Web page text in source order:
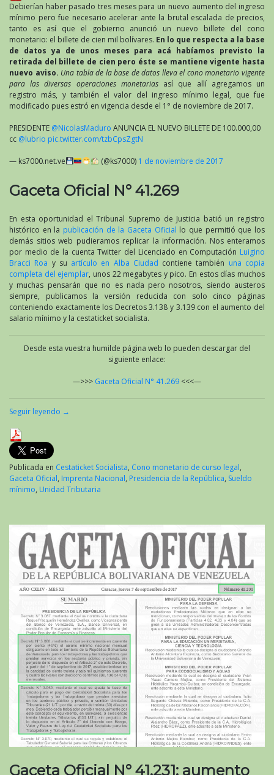
Debierían haber pasado tres meses para un nuevo aumento del ingreso
mínimo pero fue necesario acelerar ante la brutal escalada de precios,
tanto es así que el gobierno anunció un nuevo billete del cono
monetario: el billete de cien mil bolívares. En lo que respecta a la base
de datos ya de unos meses para acá habíamos previsto la
retirada del billete de cien pero éste se mantiene vigente hasta
nuevo aviso. Una tabla de la base de datos lleva el cono monetario vigente
para las diversas operaciones monetarias así que allí agregamos un
registro más, y también el valor del ingreso mínimo legal, que fue
modificado pues estró en vigencia desde el 1° de noviembre de 2017.
PRESIDENTE @NicolasMaduro ANUNCIA EL NUEVO BILLETE DE 100.000,00
cc @lubrio pic.twitter.com/tzbCpsZgtN
— ks7000.net.ve (@ks7000) 1 de noviembre de 2017
Gaceta Oficial N° 41.269
En esta oportunidad el Tribunal Supremo de Justicia batió un registro
histórico en la publicación de la Gaceta Oficial lo que permitió que los
demás sitios web pudieramos replicar la información. Nos enteramos
por medio de la cuenta Twitter del Licenciado en Computación Luigino
Bracci Roa y su artículo en Alba Ciudad contiene también una copia
completa del ejemplar, unos 22 megabytes y pico. En estos días muchos
y muchas pensarán que no es nada pero nosotros, siendo austeros
siempre, publicamos la versión reducida con solo cinco páginas
conteniendo exactamente los Decretos 3.138 y 3.139 con el aumento del
salario mínimo y la cestaticket socialista.
Desde esta vuestra humilde página web lo pueden descargar del
siguiente enlace:
—>>> Gaceta Oficial N° 41.269 <<<—
Seguir leyendo →
Publicada en Cestaticket Socialista, Cono monetario de curso legal,
Gaceta Oficial, Imprenta Nacional, Presidencia de la República, Sueldo
mínimo, Unidad Tributaria
Gaceta Oficial N° 41.231: aumento